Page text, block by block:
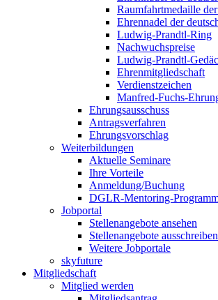
Raumfahrtmedaille
Ehrennadel der
Ludwig-Prandtl-Ring
Nachwuchspreise
Ludwig-Prandtl-
Ehrenmitgliedschaft
Verdienstzeichen
Manfred-Fuchs-
Ehrungsausschuss
Antragsverfahren
Ehrungsvorschlag
Weiterbildungen
Aktuelle Seminare
Ihre Vorteile
Anmeldung/Buchung
DGLR-Mentoring-
Jobportal
Stellenangebote ansehen
Stellenangebote ausschreiben
Weitere Jobportale
skyfuture
Mitgliedschaft
Mitglied werden